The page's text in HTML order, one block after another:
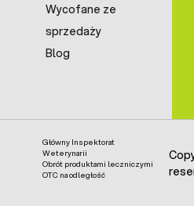
Wycofane ze
sprzedaży
Blog
Główny Inspektorat
Weterynarii
Obrót produktami leczniczymi
OTC na odległość